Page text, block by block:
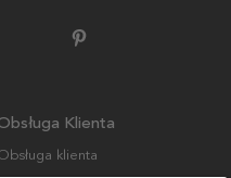
Klienta
klienta